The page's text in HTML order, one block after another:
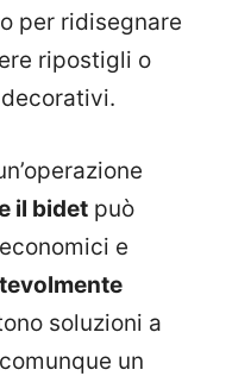
per ridisegnare
ripostigli o
il bidet può
e
soluzioni a
un